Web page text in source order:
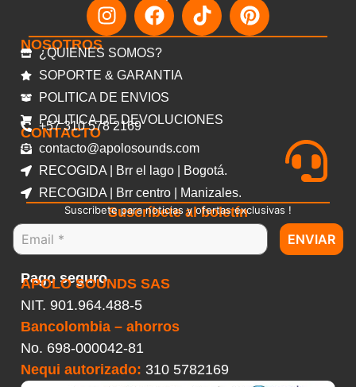
NOSOTROS
¿QUIENES SOMOS?
SOPORTE & GARANTIA
POLITICA DE ENVIOS
POLITICA DE DEVOLUCIONES
CONTACTO
+57 310 578 2169
contacto@apolosounds.com
RECOGIDA | Brr el lago | Bogotá.
RECOGIDA | Brr centro | Manizales.
Suscríbete al boletín
Suscribete para noticias y ofertas exclusivas !
ENVIAR
Pago seguro
APOLO SOUNDS SAS
NIT. 901.964.488-5
Bancolombia – ahorros
No. 698-000042-81
Nequi autorizado: 310 5782169